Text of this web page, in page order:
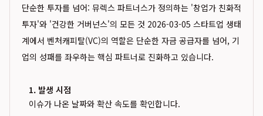
단순한 투자를 넘어: 뮤렉스 파트너스가 정의하는 '창업가 친화적
투자'와 '건강한 거버넌스'의 모든 것 2026-03-05 스타트업 생태
계에서 벤처캐피탈(VC)의 역할은 단순한 자금 공급자를 넘어, 기
업의 성패를 좌우하는 핵심 파트너로 진화하고 있습니다.
1. 발생 시점
이슈가 나온 날짜와 확산 속도를 확인합니다.